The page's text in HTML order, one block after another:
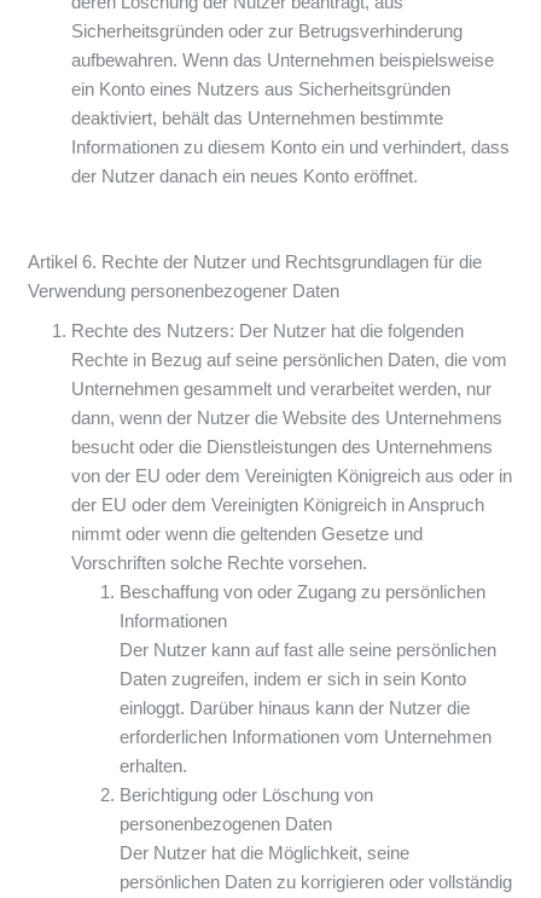
Sicherheitsgründen oder zur Betrugsverhinderung
aufbewahren. Wenn das Unternehmen beispielsweise
ein Konto eines Nutzers aus Sicherheitsgründen
deaktiviert, behält das Unternehmen bestimmte
Informationen zu diesem Konto ein und verhindert, dass
der Nutzer danach ein neues Konto eröffnet.
Artikel 6. Rechte der Nutzer und Rechtsgrundlagen für die
Verwendung personenbezogener Daten
Rechte des Nutzers: Der Nutzer hat die folgenden
Rechte in Bezug auf seine persönlichen Daten, die vom
Unternehmen gesammelt und verarbeitet werden, nur
dann, wenn der Nutzer die Website des Unternehmens
besucht oder die Dienstleistungen des Unternehmens
von der EU oder dem Vereinigten Königreich aus oder in
der EU oder dem Vereinigten Königreich in Anspruch
nimmt oder wenn die geltenden Gesetze und
Vorschriften solche Rechte vorsehen.
Beschaffung von oder Zugang zu persönlichen
Informationen
Der Nutzer kann auf fast alle seine persönlichen
Daten zugreifen, indem er sich in sein Konto
einloggt. Darüber hinaus kann der Nutzer die
erforderlichen Informationen vom Unternehmen
erhalten.
Berichtigung oder Löschung von
personenbezogenen Daten
Der Nutzer hat die Möglichkeit, seine
persönlichen Daten zu korrigieren oder vollständig